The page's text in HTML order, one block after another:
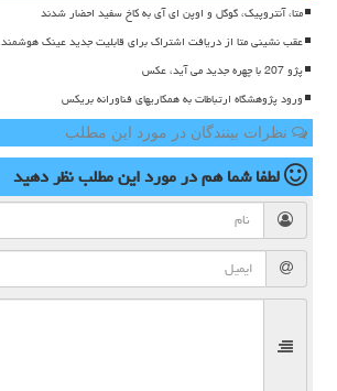
متا، آنتروپیک، گوگل و اوپن ای آی به کاخ سفید احضار شدند
عقب نشینی متا از دریافت اشتراک برای قابلیت جدید عینک هوشمند
پژو 207 با چهره جدید می آید، عکس
ورود پژوهشگاه ارتباطات به همکاریهای فناورانه بریکس
نظرات بینندگان در مورد این مطلب
لطفا شما همدر مورد این مطلبنظر دهید